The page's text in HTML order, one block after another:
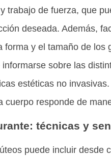
trabajo de fuerza, que
deseada. Además,
forma y el tamaño de los
sobre las
estéticas no
cuerpo responde de
técnicas y
puede incluir desde